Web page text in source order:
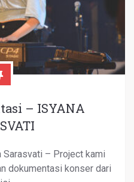
– ISYANA
Sarasvati – Project kami
dokumentasi konser dari